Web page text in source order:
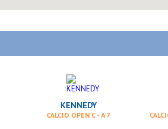
KENNEDY
CALCIO OPEN C - A 7